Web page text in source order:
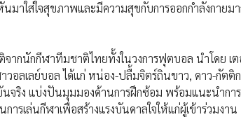
มาใส่ใจสุขภาพและมีความสุขกับการออกกำลังกายม
จากนักกีฬาทีมชาติไทยทั้งในวงการฟุตบอล นำโดย
วอลเลย์บอล ได้แก่ หน่อง-ปลื้มจิตร์ถินขาว, ดาว-กั
ริง แบ่งปันมุมมองด้านการฝึกซ้อม พร้อมแนะนำกา
รเล่นกีฬาเพื่อสร้างแรงบันดาลใจให้แก่ผู้เข้าร่วมงาน